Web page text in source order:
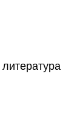
литература